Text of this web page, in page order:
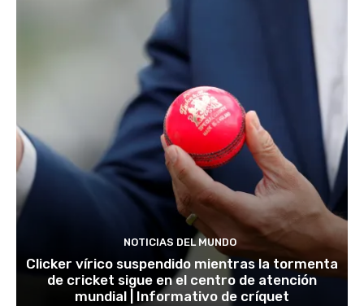
NOTICIAS DEL MUNDO
Clicker vírico suspendido mientras la tormenta
de cricket sigue en el centro de atención
mundial | Informativo de críquet